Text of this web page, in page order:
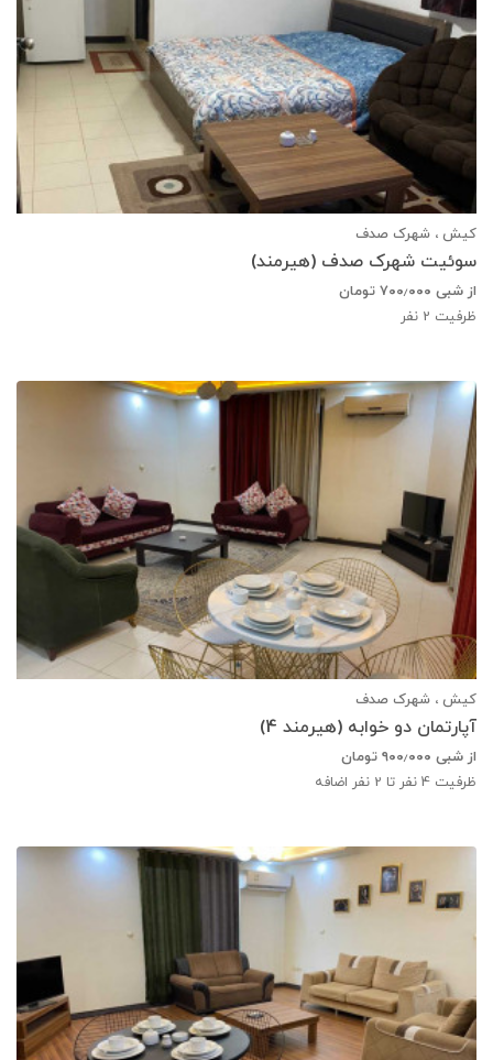
کیش ، شهرک صدف
سوئیت شهرک صدف (هیرمند)
از شبی ۷۰۰٫۰۰۰ تومان
ظرفیت 2 نفر
کیش ، شهرک صدف
آپارتمان دو خوابه (هیرمند 4)
از شبی ۹۰۰٫۰۰۰ تومان
ظرفیت 4 نفر تا 2 نفر اضافه